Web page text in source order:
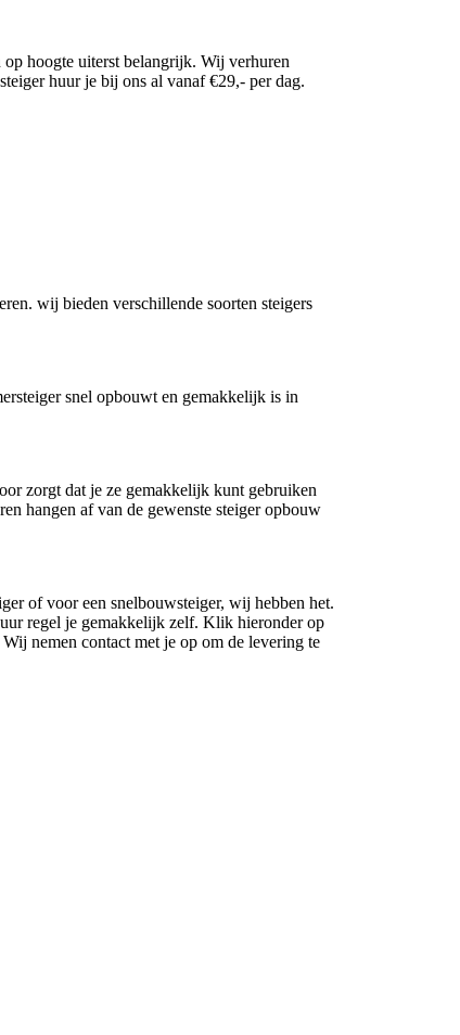
hoogte uiterst belangrijk. Wij verhuren
huur je bij ons al vanaf €29,- per dag.
wij bieden verschillende soorten steigers
snel opbouwt en gemakkelijk is in
zorgt dat je ze gemakkelijk kunt gebruiken
hangen af van de gewenste steiger opbouw
of voor een snelbouwsteiger, wij hebben het.
regel je gemakkelijk zelf. Klik hieronder op
nemen contact met je op om de levering te